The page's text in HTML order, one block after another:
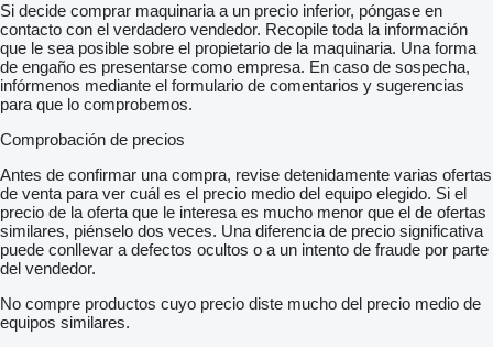
Si decide comprar maquinaria a un precio inferior, póngase en
contacto con el verdadero vendedor. Recopile toda la información
que le sea posible sobre el propietario de la maquinaria. Una forma
de engaño es presentarse como empresa. En caso de sospecha,
infórmenos mediante el formulario de comentarios y sugerencias
para que lo comprobemos.
Comprobación de precios
Antes de confirmar una compra, revise detenidamente varias ofertas
de venta para ver cuál es el precio medio del equipo elegido. Si el
precio de la oferta que le interesa es mucho menor que el de ofertas
similares, piénselo dos veces. Una diferencia de precio significativa
puede conllevar a defectos ocultos o a un intento de fraude por parte
del vendedor.
No compre productos cuyo precio diste mucho del precio medio de
equipos similares.